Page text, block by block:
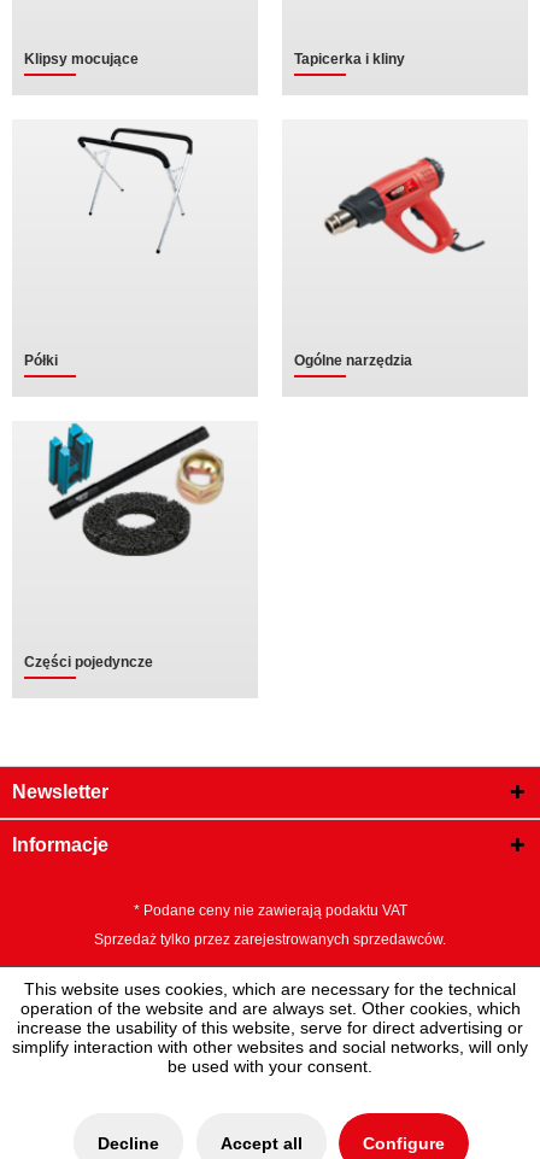
Klipsy mocujące Tapicerka i kliny
Półki Ogólne narzędzia
Części pojedyncze
Newsletter
Informacje
* Podane ceny nie zawierają podaktu VAT
Sprzedaż tylko przez zarejestrowanych sprzedawców.
This website uses cookies, which are necessary for the technical
operation of the website and are always set. Other cookies, which
increase the usability of this website, serve for direct advertising or
simplify interaction with other websites and social networks, will only
be used with your consent.
Decline Accept all Configure